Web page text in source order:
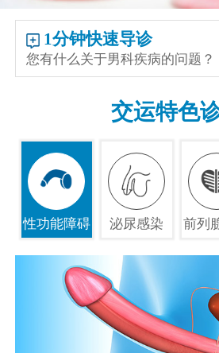
1分钟快速导诊
您有什么关于男科疾病的问题？
交运特色
性功能障碍 泌尿感染 前列